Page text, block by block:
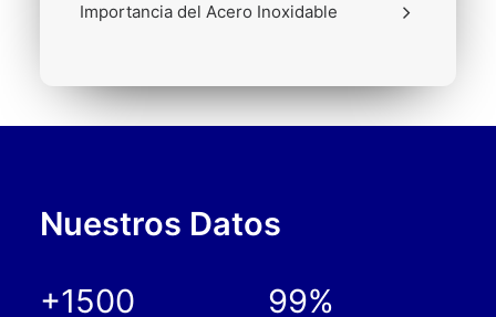
Importancia del Acero Inoxidable
Nuestros Datos
+1500 99%